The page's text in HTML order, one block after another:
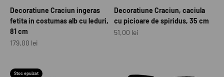
Decoratiune Craciun ingeras
fetita in costumas alb cu leduri,
81 cm
Preț redus
179,00 lei
Decoratiune Craciun, caciula
cu picioare de spiridus, 35 cm
Preț redus
51,00 lei
Stoc epuizat